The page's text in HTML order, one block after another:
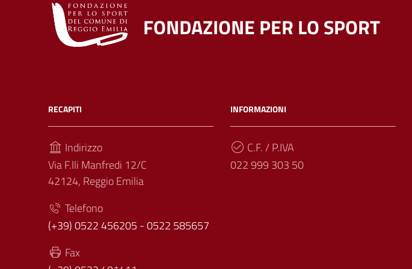
FONDAZIONE PER LO SPORT
RECAPITI
Indirizzo
Via F.lli Manfredi 12/C
42124, Reggio Emilia
Telefono
(+39) 0522 456205 - 0522 585657
Fax
INFORMAZIONI
C.F. / P.IVA
022 999 303 50